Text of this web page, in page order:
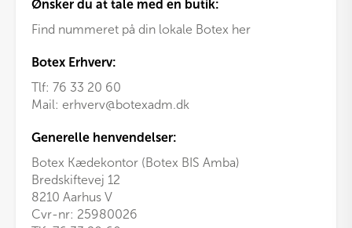
Ønsker du at tale med en butik:
Find nummeret på din lokale Botex her
Botex Erhverv:
Tlf: 76 33 20 60
Mail: erhverv@botexadm.dk
Generelle henvendelser:
Botex Kædekontor (Botex BIS Amba)
Bredskiftevej 12
8210 Aarhus V
Cvr-nr: 25980026